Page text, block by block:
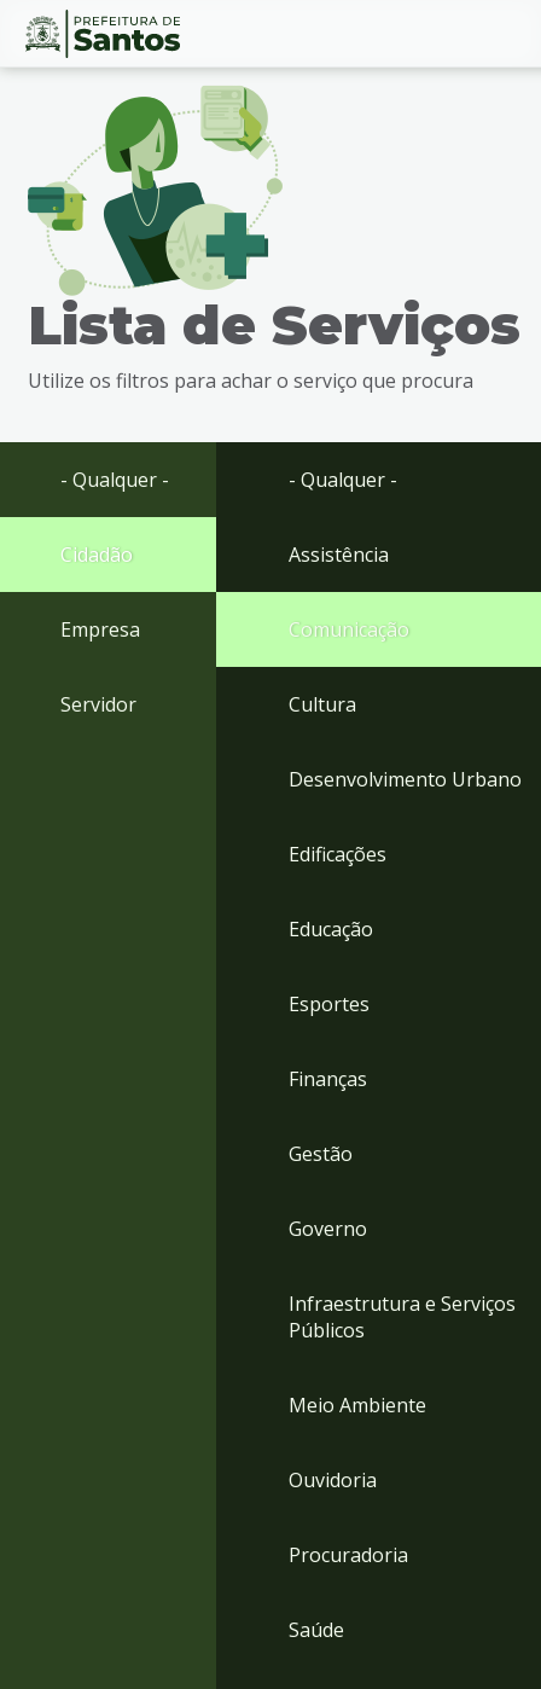
Ir
busca
Ir
rodapé
Conteúdo
Lista de Serviços
Utilize os filtros para achar o serviço que procura
- Qualquer -
Cidadão
Empresa
Servidor
- Qualquer -
Assistência
Comunicação
Cultura
Desenvolvimento Urbano
Edificações
Educação
Esportes
Finanças
Gestão
Governo
Infraestrutura e Serviços
Públicos
Meio Ambiente
Ouvidoria
Procuradoria
Saúde